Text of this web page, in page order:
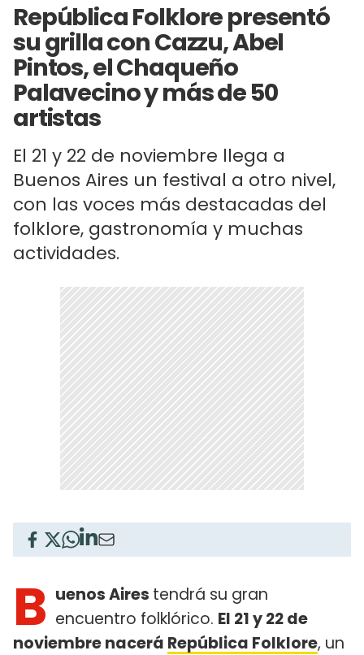
República Folklore presentó
su grilla con Cazzu, Abel
Pintos, el Chaqueño
Palavecino y más de 50
artistas
El 21 y 22 de noviembre llega a
Buenos Aires un festival a otro nivel,
con las voces más destacadas del
folklore, gastronomía y muchas
actividades.
B uenos Aires tendrá su gran
encuentro folklórico. El 21 y 22 de
noviembre nacerá República Folklore, un